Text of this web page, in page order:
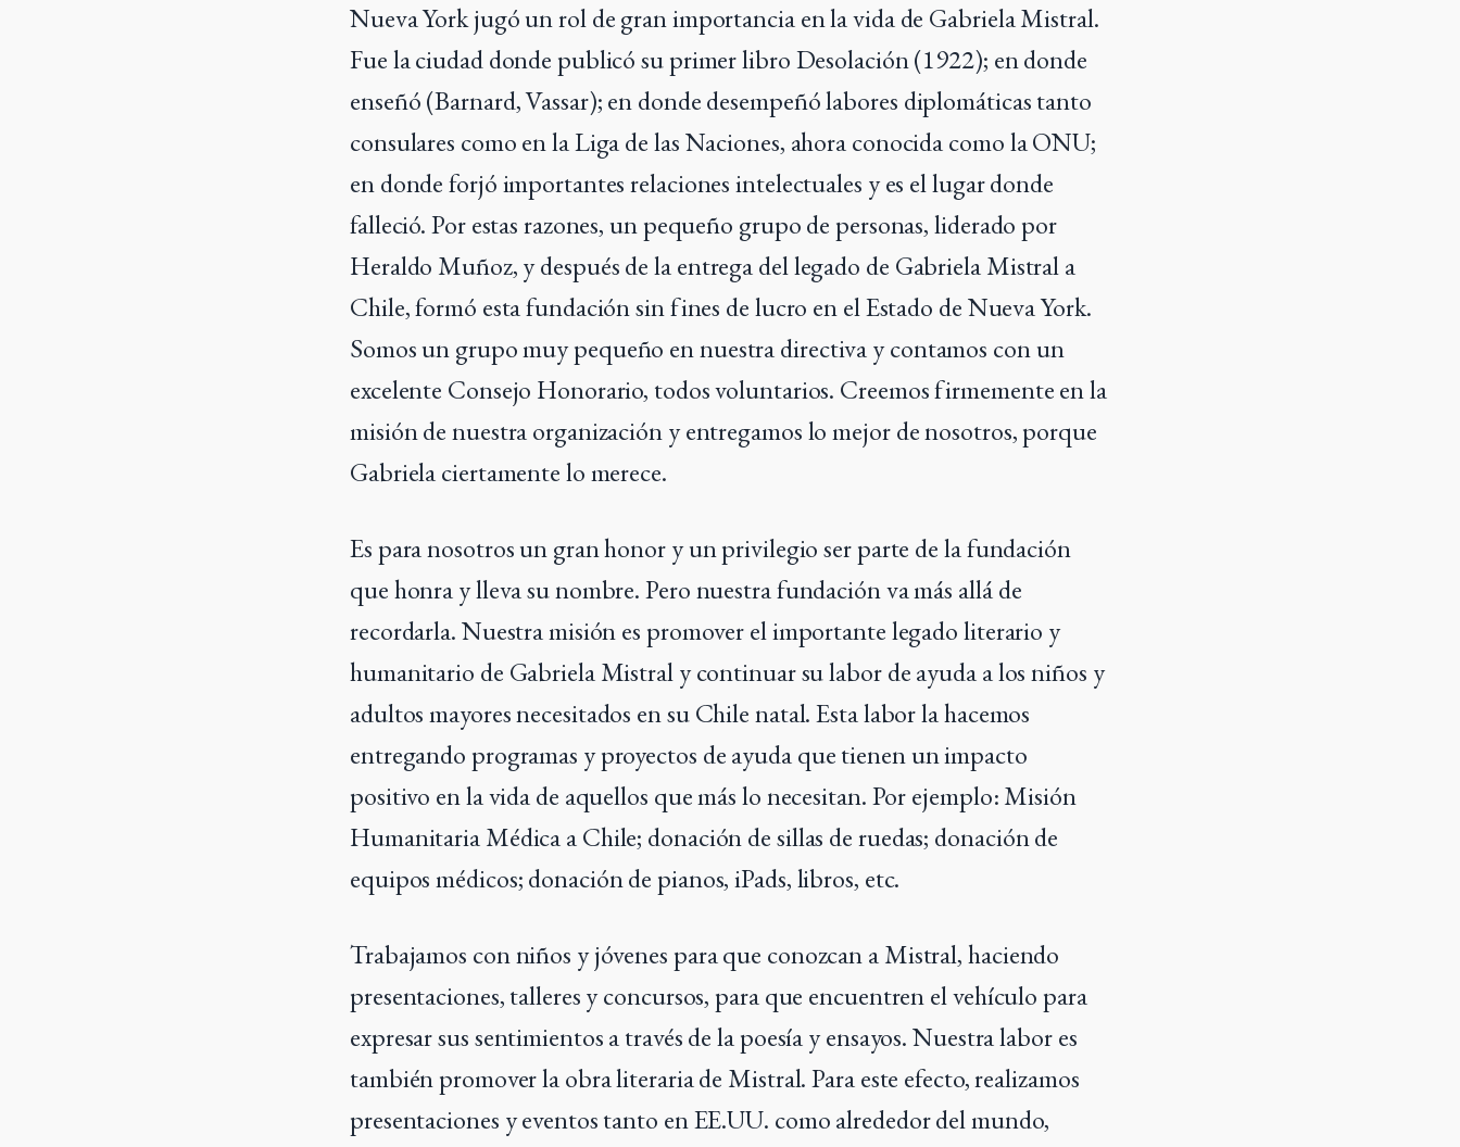
Nueva York jugó un rol de gran importancia en la vida de Gabriela Mistral.
Fue la ciudad donde publicó su primer libro Desolación (1922); en donde
enseñó (Barnard, Vassar); en donde desempeñó labores diplomáticas tanto
consulares como en la Liga de las Naciones, ahora conocida como la ONU;
en donde forjó importantes relaciones intelectuales y es el lugar donde
falleció. Por estas razones, un pequeño grupo de personas, liderado por
Heraldo Muñoz, y después de la entrega del legado de Gabriela Mistral a
Chile, formó esta fundación sin fines de lucro en el Estado de Nueva York.
Somos un grupo muy pequeño en nuestra directiva y contamos con un
excelente Consejo Honorario, todos voluntarios. Creemos firmemente en la
misión de nuestra organización y entregamos lo mejor de nosotros, porque
Gabriela ciertamente lo merece.
Es para nosotros un gran honor y un privilegio ser parte de la fundación
que honra y lleva su nombre. Pero nuestra fundación va más allá de
recordarla. Nuestra misión es promover el importante legado literario y
humanitario de Gabriela Mistral y continuar su labor de ayuda a los niños y
adultos mayores necesitados en su Chile natal. Esta labor la hacemos
entregando programas y proyectos de ayuda que tienen un impacto
positivo en la vida de aquellos que más lo necesitan. Por ejemplo: Misión
Humanitaria Médica a Chile; donación de sillas de ruedas; donación de
equipos médicos; donación de pianos, iPads, libros, etc.
Trabajamos con niños y jóvenes para que conozcan a Mistral, haciendo
presentaciones, talleres y concursos, para que encuentren el vehículo para
expresar sus sentimientos a través de la poesía y ensayos. Nuestra labor es
también promover la obra literaria de Mistral. Para este efecto, realizamos
presentaciones y eventos tanto en EE.UU. como alrededor del mundo,